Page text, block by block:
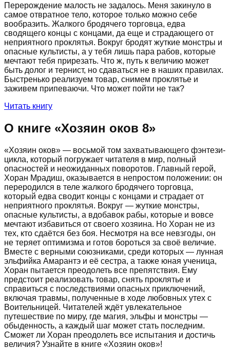
Перерождение малость не задалось. Меня закинуло в
самое отвратное тело, которое только можно себе
вообразить. Жалкого бродячего торговца, едва
сводящего концы с концами, да еще и страдающего от
неприятного проклятья. Вокруг бродят жуткие монстры и
опасные культисты, а у тебя лишь пара рабов, которые
мечтают тебя прирезать. Что ж, путь к величию может
быть долог и тернист, но сдаваться не в наших правилах.
Быстренько реализуем товар, снимем проклятье и
заживем припеваючи. Что может пойти не так?
Читать книгу
О книге «Хозяин оков 8»
«Хозяин оков» — восьмой том захватывающего фэнтези-
цикла, который погружает читателя в мир, полный
опасностей и неожиданных поворотов. Главный герой,
Хоран Мрадиш, оказывается в непростом положении: он
переродился в теле жалкого бродячего торговца,
который едва сводит концы с концами и страдает от
неприятного проклятья. Вокруг — жуткие монстры,
опасные культисты, а вдобавок рабы, которые и вовсе
мечтают избавиться от своего хозяина. Но Хоран не из
тех, кто сдаётся без боя. Несмотря на все невзгоды, он
не теряет оптимизма и готов бороться за своё величие.
Вместе с верными союзниками, среди которых — лунная
эльфийка Амарантэ и её сестра, а также юная ученица,
Хоран пытается преодолеть все препятствия. Ему
предстоит реализовать товар, снять проклятье и
справиться с последствиями опасных приключений,
включая травмы, полученные в ходе любовных утех с
Воительницей. Читателей ждёт увлекательное
путешествие по миру, где магия, эльфы и монстры —
обыденность, а каждый шаг может стать последним.
Сможет ли Хоран преодолеть все испытания и достичь
величия? Узнайте в книге «Хозяин оков»!